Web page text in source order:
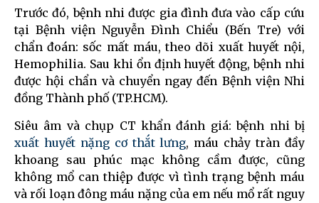
Trước đó, bệnh nhi được gia đình đưa vào cấp cứu
tại Bệnh viện Nguyễn Đình Chiểu (Bến Tre) với
chẩn đoán: sốc mất máu, theo dõi xuất huyết nội,
Hemophilia. Sau khi ổn định huyết động, bệnh nhi
được hội chẩn và chuyển ngay đến Bệnh viện Nhi
đồng Thành phố (TP.HCM).
Siêu âm và chụp CT khẩn đánh giá: bệnh nhi bị
xuất huyết nặng cơ thắt lưng, máu chảy tràn đầy
khoang sau phúc mạc không cầm được, cũng
không mổ can thiệp được vì tình trạng bệnh máu
và rối loạn đông máu nặng của em nếu mổ rất nguy